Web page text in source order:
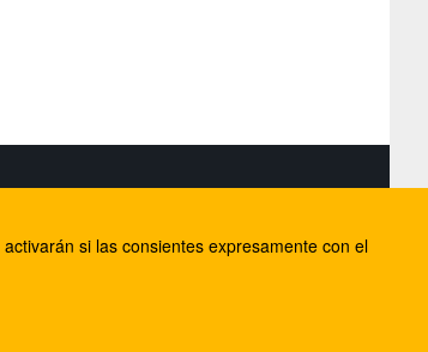
si las consientes expresamente con el